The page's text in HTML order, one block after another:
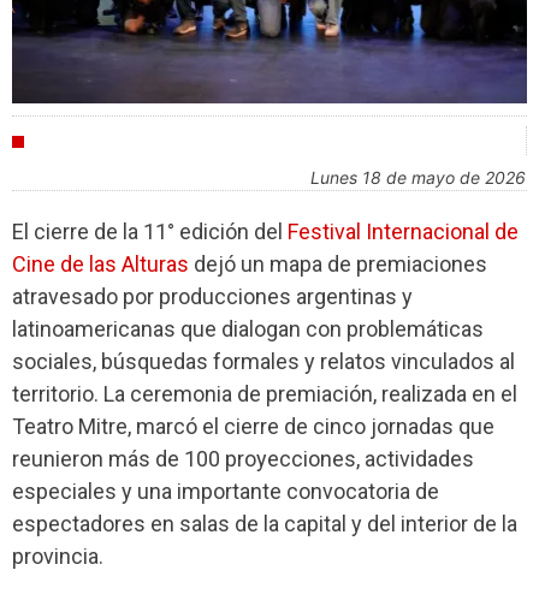
lunes 18 de mayo de 2026
El cierre de la 11° edición del Festival Internacional de
Cine de las Alturas dejó un mapa de premiaciones
atravesado por producciones argentinas y
latinoamericanas que dialogan con problemáticas
sociales, búsquedas formales y relatos vinculados al
territorio. La ceremonia de premiación, realizada en el
Teatro Mitre, marcó el cierre de cinco jornadas que
reunieron más de 100 proyecciones, actividades
especiales y una importante convocatoria de
espectadores en salas de la capital y del interior de la
provincia.